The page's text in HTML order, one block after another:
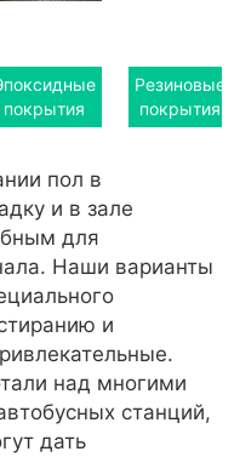
покрытия
Резиновые
покрытия
пол в
и в зале
для
Наши варианты
и
над многими
станций,
дать